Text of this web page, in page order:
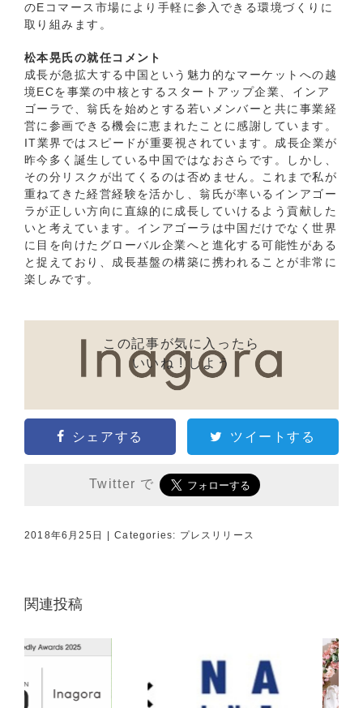
のEコマース市場により手軽に参入できる環境づくりに
取り組みます。
松本晃氏の就任コメント
成長が急拡大する中国という魅力的なマーケットへの越
境ECを事業の中核とするスタートアップ企業、インア
ゴーラで、翁氏を始めとする若いメンバーと共に事業経
営に参画できる機会に恵まれたことに感謝しています。
IT業界ではスピードが重要視されています。成長企業が
昨今多く誕生している中国ではなおさらです。しかし、
その分リスクが出てくるのは否めません。これまで私が
重ねてきた経営経験を活かし、翁氏が率いるインアゴー
ラが正しい方向に直線的に成長していけるよう貢献した
いと考えています。インアゴーラは中国だけでなく世界
に目を向けたグローバル企業へと進化する可能性がある
と捉えており、成長基盤の構築に携われることが非常に
楽しみです。
この記事が気に入ったら
いいね ! しよう
シェアする ツイートする
Twitter で
2018年6月25日 | Categories: プレスリリース
関連投稿